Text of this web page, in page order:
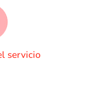
servicio